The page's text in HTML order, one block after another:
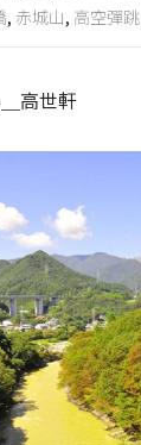
, 赤城山, 高空彈跳
高世軒